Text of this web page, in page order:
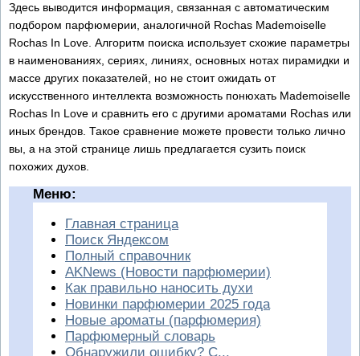
Здесь выводится информация, связанная с автоматическим
подбором парфюмерии, аналогичной Rochas Mademoiselle
Rochas In Love. Алгоритм поиска использует схожие параметры
в наименованиях, сериях, линиях, основных нотах пирамидки и
массе других показателей, но не стоит ожидать от
искусственного интеллекта возможность понюхать Mademoiselle
Rochas In Love и сравнить его с другими ароматами Rochas или
иных брендов. Такое сравнение можете провести только лично
вы, а на этой странице лишь предлагается сузить поиск
похожих духов.
Меню:
Главная страница
Поиск Яндексом
Полный справочник
AKNews (Новости парфюмерии)
Как правильно наносить духи
Новинки парфюмерии 2025 года
Новые ароматы (парфюмерия)
Парфюмерный словарь
Обнаружили ошибку? С...